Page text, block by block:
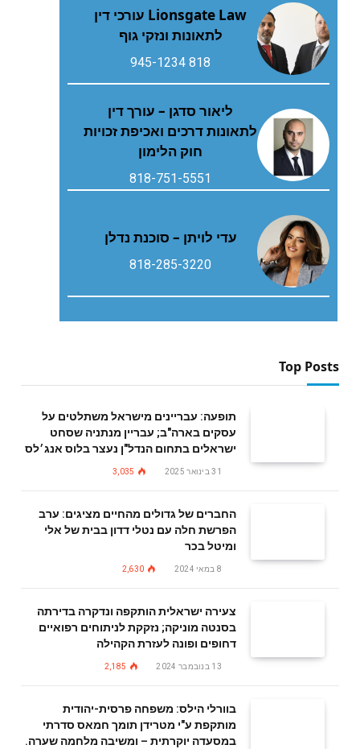
Lionsgate Law עורכי דין
לתאונות ונזקי גוף
818 945-1234
ליאור סדגן – עורך דין
לתאונות דרכים ואכיפת זכויות
חוק הלימון
818-751-5551
עדי לויתן – סוכנת נדלן
818-285-3220
Top Posts
תופעה: עבריינים מישראל משתלטים על
עסקים בארה"ב; עבריין מנתניה שסחט
ישראלים בתחום הנדל"ן נעצר בלוס אנג׳לס
31 בינואר 2025 3,035
החברים של גדולים מהחיים מציגים: ערב
הפרשת חלה עם נטלי דדון בבית של אלי
ומיטל בכר
8 במאי 2024 2,630
צעירה ישראלית הותקפה ונדקרה בדירתה
בסנטה מוניקה; נזקקת לניתוחים רפואיים
דחופים ופונה לעזרת הקהילה
13 בנובמבר 2024 2,185
בוורלי הילס: משפחה פרסית-יהודית
מותקפת ע"י מטרידן תומך חמאס סדרתי
במסעדה יוקרתית – ומשיבה מלחמה שערה.